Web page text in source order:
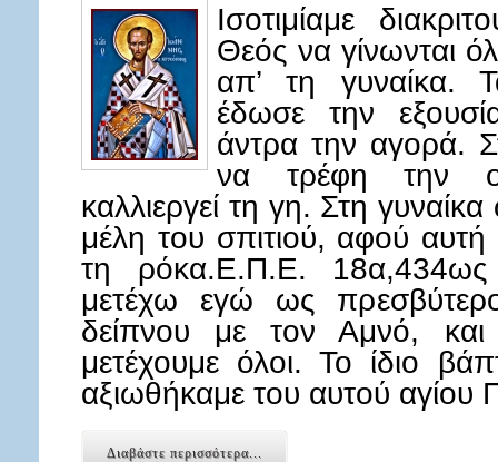
Ισοτιμίαμε
Θεός να γίνωνται
απ’ τη γυναίκα.
έδωσε την
άντρα την αγορά.
να τρέφη την
καλλιεργεί τη γη. Στη
μέλη του σπιτιού, αφού αυτή
τη ρόκα.Ε.Π.Ε.
μετέχω εγώ ως
δείπνου με τον Αμνό,
μετέχουμε όλοι. Το ίδιο
αξιωθήκαμε του αυτού αγίου
Διαβάστε περισσότερα...